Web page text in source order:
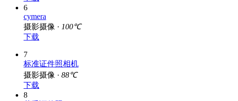
下载
6
cymera
摄影摄像 ·
7
标准证件照相机
摄影摄像 ·
下载